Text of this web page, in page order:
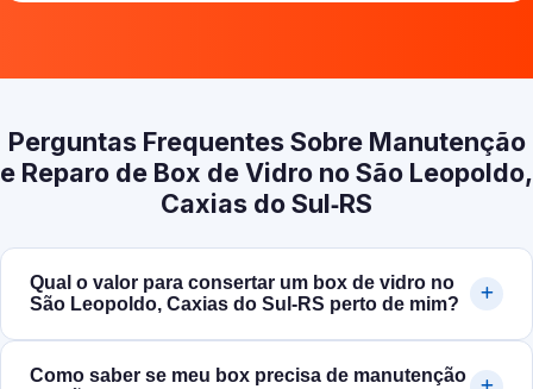
Perguntas Frequentes Sobre Manutenção
e Reparo de Box de Vidro no São Leopoldo,
Caxias do Sul‑RS
Qual o valor para consertar um box de vidro no
São Leopoldo, Caxias do Sul‑RS perto de mim?
Como saber se meu box precisa de manutenção